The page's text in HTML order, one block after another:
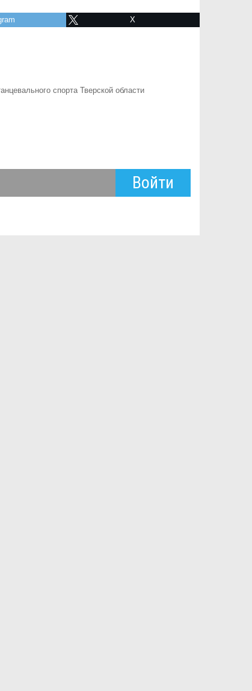
X
спорта Тверской области
Войти